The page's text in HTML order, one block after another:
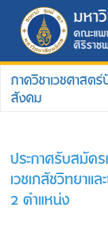
ภาควิชาเวชศาสต
สังคม
ประกาศรับสมัค
เวชเภสัชวิทยาแ
2 ตำแหน่ง